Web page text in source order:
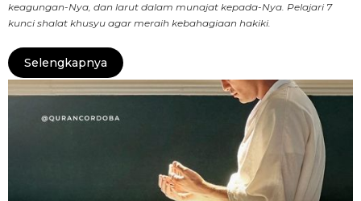
keagungan-Nya, dan larut dalam munajat kepada-Nya. Pelajari 7
kunci shalat khusyu agar meraih kebahagiaan hakiki.
Selengkapnya